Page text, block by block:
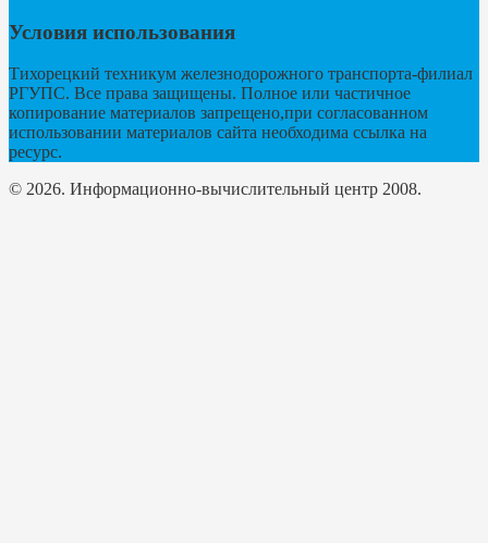
Условия использования
Тихорецкий техникум железнодорожного транспорта-филиал
РГУПС. Все права защищены. Полное или частичное
копирование материалов запрещено,при согласованном
использовании материалов сайта необходима ссылка на
ресурс.
© 2026. Информационно-вычислительный центр 2008.